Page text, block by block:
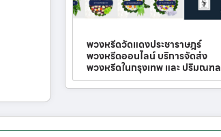
พวงหรีดวัดแดงประชาราษฎร์
พวงหรีดออนไลน์ บริการจัดส่ง
พวงหรีดในกรุงเทพ และ ปริมณฑล